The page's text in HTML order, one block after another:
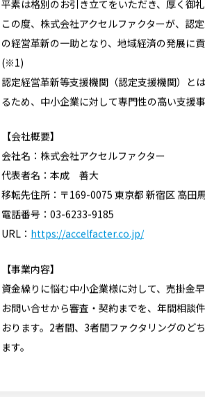
この度、株式会社アクセルファクターが、
の経営革新の一助となり、地域経済の発展に
(※1)
認定経営革新等支援機関（認定支援機関）
るため、中小企業に対して専門性の高い支援
【会社概要】
会社名：株式会社アクセルファクター
代表者名：本成 善大
移転先住所：〒169-0075 東京都 新宿区 高
https://accelfacter.co.jp/
【事業内容】
資金繰りに悩む中小企業様に対して、売掛金
お問い合せから審査・契約までを、年間相
おります。2者間、3者間ファクタリングの